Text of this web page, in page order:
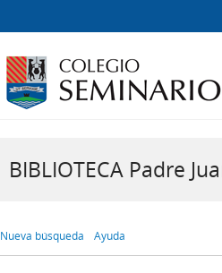
BIBLIOTECA Padre
Nueva búsqueda Ayuda